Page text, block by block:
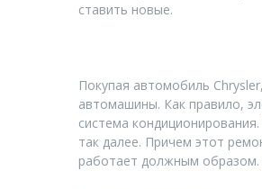
ставить новые.
Покупая автомобиль
автомашины. Как правило,
система
так далее. Причем этот
работает должным образом.